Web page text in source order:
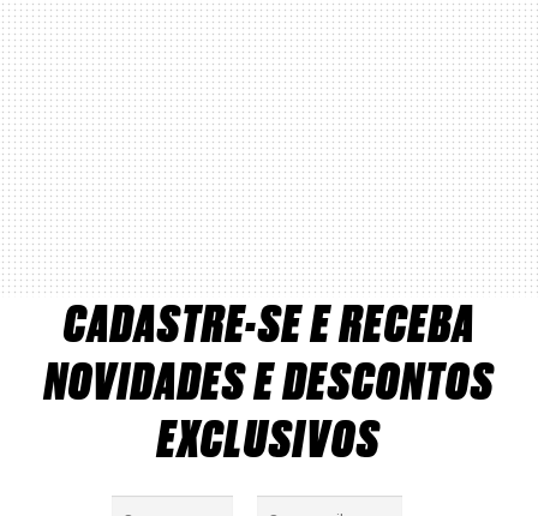
CADASTRE-SE E RECEBA
NOVIDADES E DESCONTOS
EXCLUSIVOS